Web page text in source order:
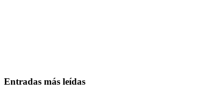
Entradas más leídas